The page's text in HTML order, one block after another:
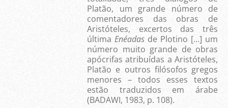
Platão, um grande número de
comentadores das obras de
Aristóteles, excertos das três
últimaEnéadas de Plotino [...] um
número muito grande de obras
apócrifas atribuídas a Aristóteles,
Platão e outros filósofos gregos
menores – todos esses textos
estão traduzidos em árabe
(BADAWI, 1983, p. 108).